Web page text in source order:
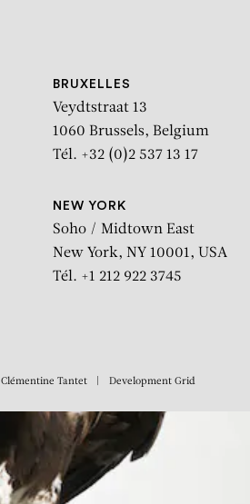
BRUXELLES
Veydtstraat 13
1060 Brussels, Belgium
Tél. +32 (0)2 537 13 17
NEW YORK
Soho / Midtown East
New York, NY 10001, USA
Tél. +1 212 922 3745
Clémentine Tantet Development Grid